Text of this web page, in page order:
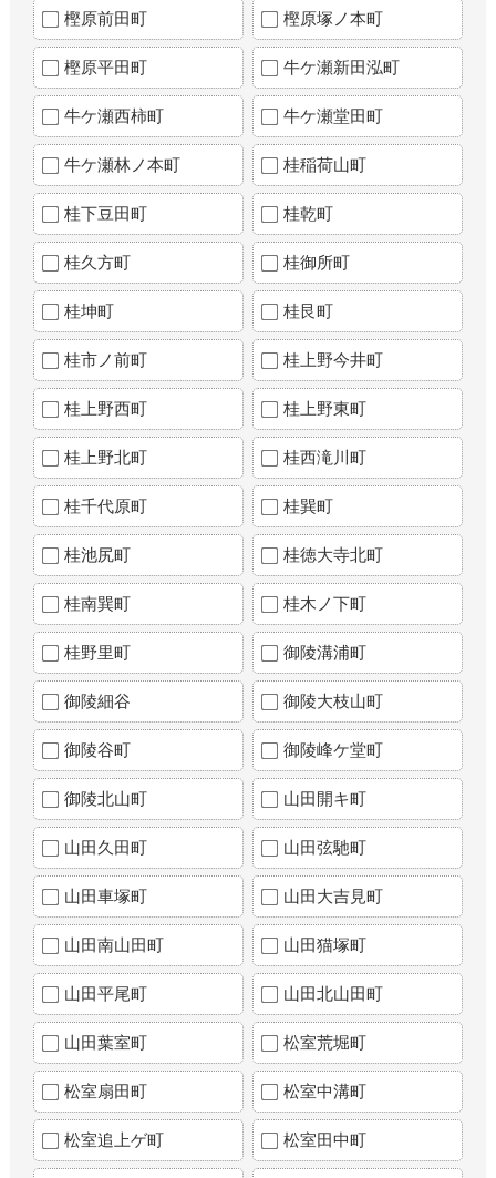
樫原前田町 樫原塚ノ本町
樫原平田町 牛ケ瀬新田泓町
牛ケ瀬西柿町 牛ケ瀬堂田町
牛ケ瀬林ノ本町 桂稲荷山町
桂下豆田町 桂乾町
桂久方町 桂御所町
桂坤町 桂艮町
桂市ノ前町 桂上野今井町
桂上野西町 桂上野東町
桂上野北町 桂西滝川町
桂千代原町 桂巽町
桂池尻町 桂徳大寺北町
桂南巽町 桂木ノ下町
桂野里町 御陵溝浦町
御陵細谷 御陵大枝山町
御陵谷町 御陵峰ケ堂町
御陵北山町 山田開キ町
山田久田町 山田弦馳町
山田車塚町 山田大吉見町
山田南山田町 山田猫塚町
山田平尾町 山田北山田町
山田葉室町 松室荒堀町
松室扇田町 松室中溝町
松室追上ゲ町 松室田中町